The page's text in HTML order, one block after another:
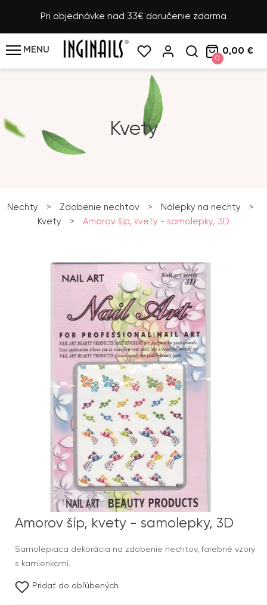
Pri objednávke nad 33€ doručenie zdarma
MENU
0
0,00 €
Kvety
Nechty > Zdobenie nechtov > Nálepky na nechty
>
Kvety
> Amorov šíp, kvety - samolepky, 3D
Amorov šíp, kvety - samolepky, 3D
Samolepiaca dekorácia na zdobenie nechtov, farebné vzory
s kamienkami.
Pridať do obľúbených